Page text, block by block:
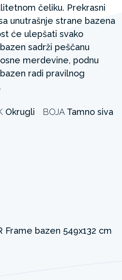
čeliku. Prekrasni
unutrašnje strane bazena
će ulepšati svako
sadrži peščanu
merdevine, podnu
radi pravilnog
Okrugli BOJA Tamno siva